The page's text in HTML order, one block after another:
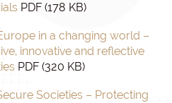
PDF (178 KB)
in a changing world –
innovative and reflective
PDF (320 KB)
Societies – Protecting